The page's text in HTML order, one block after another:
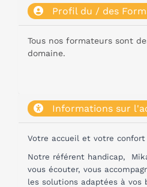
Profil du / des
Tous nos formateurs sont
domaine.
Informations sur
Votre accueil et votre
Notre référent handicap,
vous écouter, vous
les solutions adaptées à vos